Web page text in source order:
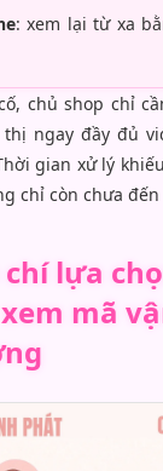
: xem lại từ xa
chủ shop chỉ
ngay đầy đủ
gian xử lý
chỉ còn chưa
chí lựa
mã